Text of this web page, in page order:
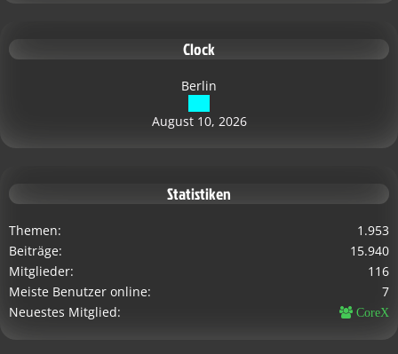
Clock
Berlin
August 10, 2026
Statistiken
Themen
1.953
Beiträge
15.940
Mitglieder
116
Meiste Benutzer online
7
Neuestes Mitglied
CoreX